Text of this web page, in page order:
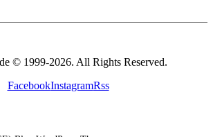
© 1999-2026. All Rights Reserved.
FacebookInstagramRss